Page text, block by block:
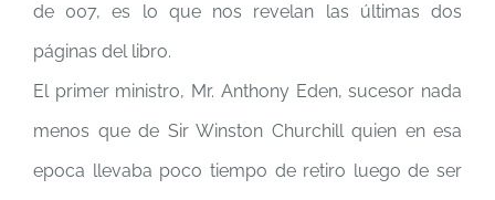
de 007, es lo que nos revelan las últimas dos
páginas del libro.
El primer ministro, Mr. Anthony Eden, sucesor nada
menos que de Sir Winston Churchill quien en esa
epoca llevaba poco tiempo de retiro luego de ser